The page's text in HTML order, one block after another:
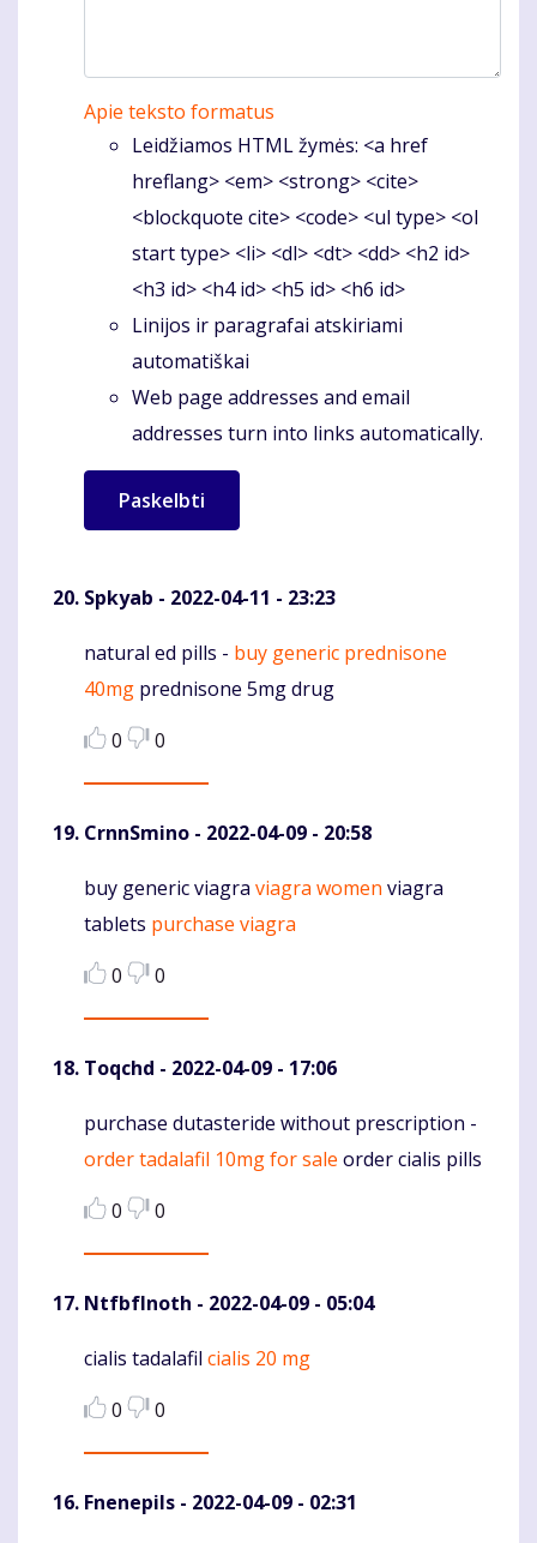
Apie teksto formatus
Leidžiamos HTML žymės: <a href
hreflang> <em> <strong> <cite>
<blockquote cite> <code> <ul type> <ol
start type> <li> <dl> <dt> <dd> <h2 id>
<h3 id> <h4 id> <h5 id> <h6 id>
Linijos ir paragrafai atskiriami
automatiškai
Web page addresses and email
addresses turn into links automatically.
Spkyab - 2022-04-11 - 23:23
Komentaras
natural ed pills - buy generic prednisone
40mg prednisone 5mg drug
0
0
CrnnSmino - 2022-04-09 - 20:58
Komentaras
buy generic viagra viagra women viagra
tablets purchase viagra
0
0
Toqchd - 2022-04-09 - 17:06
Komentaras
purchase dutasteride without prescription -
order tadalafil 10mg for sale order cialis pills
0
0
NtfbfInoth - 2022-04-09 - 05:04
Komentaras
cialis tadalafil cialis 20 mg
0
0
Fnenepils - 2022-04-09 - 02:31